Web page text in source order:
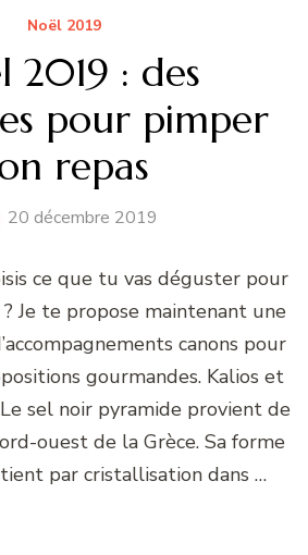
Noël 2019
2019 : des
pour pimper
repas
20 décembre 2019
ce que tu vas déguster pour
Je te propose maintenant une
canons pour
gourmandes. Kalios et
sel noir pyramide provient de
ouest de la Grèce. Sa forme
par cristallisation dans …